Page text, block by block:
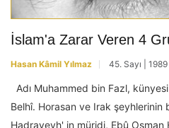
İslam'a Zarar Veren 4
Hasan Kâmil Yılmaz 45. Sayı |
Adı Muhammed bin Fazl,
Belhî. Horasan ve Irak şeyhlerinin
Hadraveyh' in müridi, Ebû Osman